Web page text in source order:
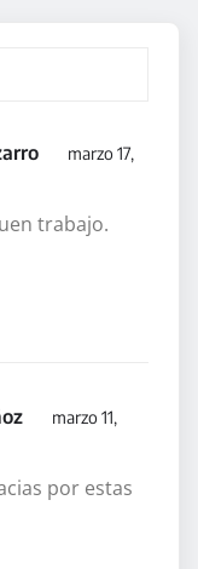
marzo 17,
trabajo.
marzo 11,
por estas